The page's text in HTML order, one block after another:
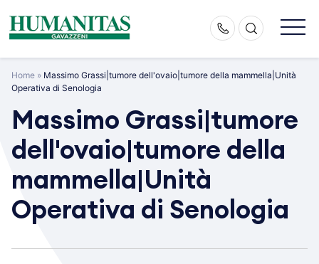
content
Home » Massimo Grassi|tumore dell'ovaio|tumore della mammella|Unità
Operativa di Senologia
Massimo Grassi|tumore
dell'ovaio|tumore della
mammella|Unità
Operativa di Senologia